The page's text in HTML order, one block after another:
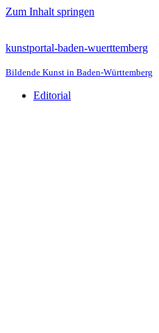
Zum Inhalt springen
kunstportal-baden-wuerttemberg
Bildende Kunst in Baden-Württemberg
Editorial